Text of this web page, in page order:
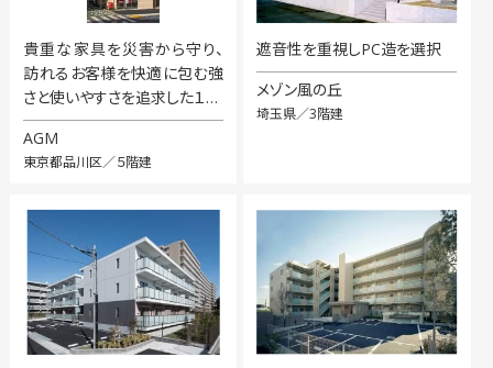
貴重な家具を災害から守り、
訪れるお客様を快適に包む強
さと使いやすさを追求した１…
AGM
東京都品川区／５階建
遮音性を重視しPC造を選択
メゾン風の丘
埼玉県／3階建